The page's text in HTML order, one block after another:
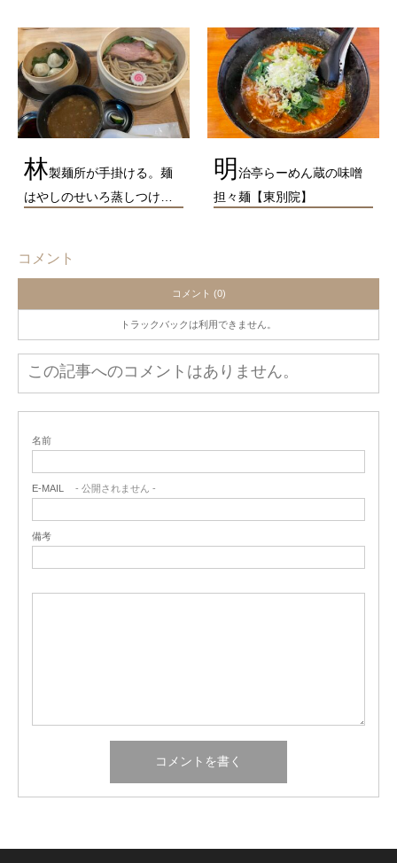
林製麺所が手掛ける。麺
はやしのせいろ蒸しつけ…
明 治亭らーめん蔵の味噌
担々麺【東別院】
コメント
コメント (0)
トラックバックは利用できません。
この記事へのコメントはありません。
名前
E-MAIL - 公開されません -
備考